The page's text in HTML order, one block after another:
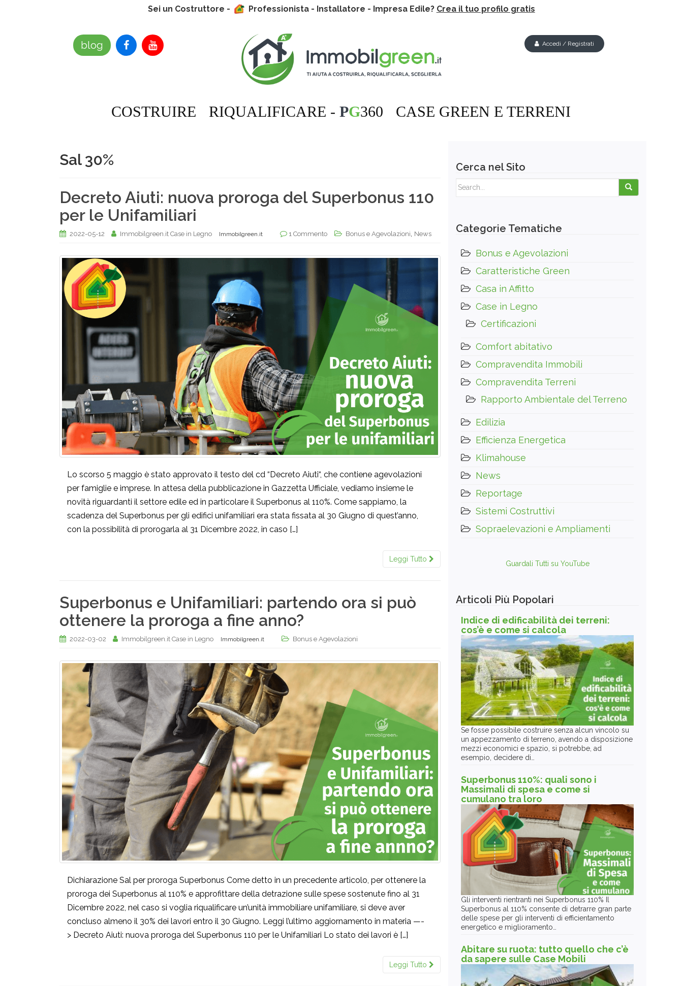
Sei un Costruttore - Professionista - Installatore - Impresa Edile? Crea il tuo profilo gratis
blog Accedi / Registrati
COSTRUIRE RIQUALIFICARE - PG360 CASE GREEN E TERRENI
Sal 30%
Decreto Aiuti: nuova proroga del Superbonus 110
per le Unifamiliari
2022-05-12 Immobilgreen.it Case in Legno Immobilgreen.it 1 Commento Bonus e Agevolazioni News
Lo scorso 5 maggio è stato approvato il testo del cd “Decreto Aiuti“, che contiene agevolazioni
per famiglie e imprese. In attesa della pubblicazione in Gazzetta Ufficiale, vediamo insieme le
novità riguardanti il settore edile ed in particolare il Superbonus al 110%. Come sappiamo, la
scadenza del Superbonus per gli edifici unifamiliari era stata fissata al 30 Giugno di quest’anno,
con la possibilità di prorogarla al 31 Dicembre 2022, in caso […]
Leggi Tutto
Superbonus e Unifamiliari: partendo ora si può
ottenere la proroga a fine anno?
2022-03-02 Immobilgreen.it Case in Legno Immobilgreen.it Bonus e Agevolazioni
Dichiarazione Sal per proroga Superbonus Come detto in un precedente articolo, per ottenere la
proroga dei Superbonus al 110% e approfittare della detrazione sulle spese sostenute fino al 31
Dicembre 2022, nel caso si voglia riqualificare un’unità immobiliare unifamiliare, si deve aver
concluso almeno il 30% dei lavori entro il 30 Giugno. Leggi l’ultimo aggiornamento in materia —-
> Decreto Aiuti: nuova proroga del Superbonus 110 per le Unifamiliari Lo stato dei lavori è […]
Leggi Tutto
Cerca nel Sito
Search for:
Categorie Tematiche
Bonus e Agevolazioni
Caratteristiche Green
Casa in Affitto
Case in Legno
Certificazioni
Comfort abitativo
Compravendita Immobili
Compravendita Terreni
Rapporto Ambientale del Terreno
Edilizia
Efficienza Energetica
Klimahouse
News
Reportage
Sistemi Costruttivi
Sopraelevazioni e Ampliamenti
Guardali Tutti su YouTube
Articoli Più Popolari
Indice di edificabilità dei terreni:
cos’è e come si calcola
Se fosse possibile costruire senza alcun vincolo su
un appezzamento di terreno, avendo a disposizione
mezzi economici e spazio, si potrebbe, ad
esempio, decidere di…
Superbonus 110%: quali sono i
Massimali di spesa e come si
cumulano tra loro
Gli interventi rientranti nei Superbonus 110% Il
Superbonus al 110% consente di detrarre gran parte
delle spese per gli interventi di efficientamento
energetico e miglioramento…
Abitare su ruota: tutto quello che c’è
da sapere sulle Case Mobili